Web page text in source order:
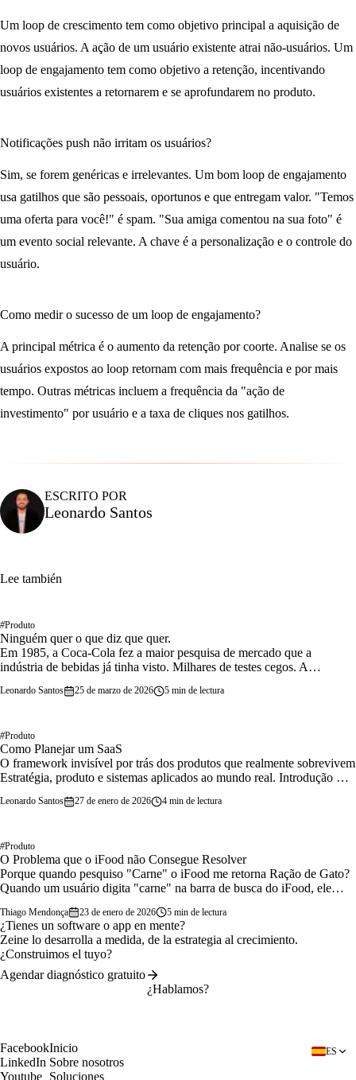
Um loop de crescimento tem como objetivo principal a aquisição de
novos usuários. A ação de um usuário existente atrai não-usuários. Um
loop de engajamento tem como objetivo a retenção, incentivando
usuários existentes a retornarem e se aprofundarem no produto.
Notificações push não irritam os usuários?
Sim, se forem genéricas e irrelevantes. Um bom loop de engajamento
usa gatilhos que são pessoais, oportunos e que entregam valor. "Temos
uma oferta para você!" é spam. "Sua amiga comentou na sua foto" é
um evento social relevante. A chave é a personalização e o controle do
usuário.
Como medir o sucesso de um loop de engajamento?
A principal métrica é o aumento da retenção por coorte. Analise se os
usuários expostos ao loop retornam com mais frequência e por mais
tempo. Outras métricas incluem a frequência da "ação de
investimento" por usuário e a taxa de cliques nos gatilhos.
ESCRITO POR
Leonardo Santos
Lee también
#Produto
Ninguém quer o que diz que quer.
Em 1985, a Coca-Cola fez a maior pesquisa de mercado que a
indústria de bebidas já tinha visto. Milhares de testes cegos. A
Leonardo Santos 25 de marzo de 2026 5 min de lectura
#Produto
Como Planejar um SaaS
O framework invisível por trás dos produtos que realmente sobrevivem
Estratégia, produto e sistemas aplicados ao mundo real. Introdução —
Leonardo Santos 27 de enero de 2026 4 min de lectura
#Produto
O Problema que o iFood não Consegue Resolver
Porque quando pesquiso "Carne" o iFood me retorna Ração de Gato?
Quando um usuário digita "carne" na barra de busca do iFood, ele
Thiago Mendonça 23 de enero de 2026 5 min de lectura
¿Tienes un software o app en mente?
Zeine lo desarrolla a medida, de la estrategia al crecimiento.
¿Construimos el tuyo?
Agendar diagnóstico gratuito
¿Hablamos?
Facebook
LinkedIn
Youtube
Inicio
Sobre nosotros
Soluciones
ES